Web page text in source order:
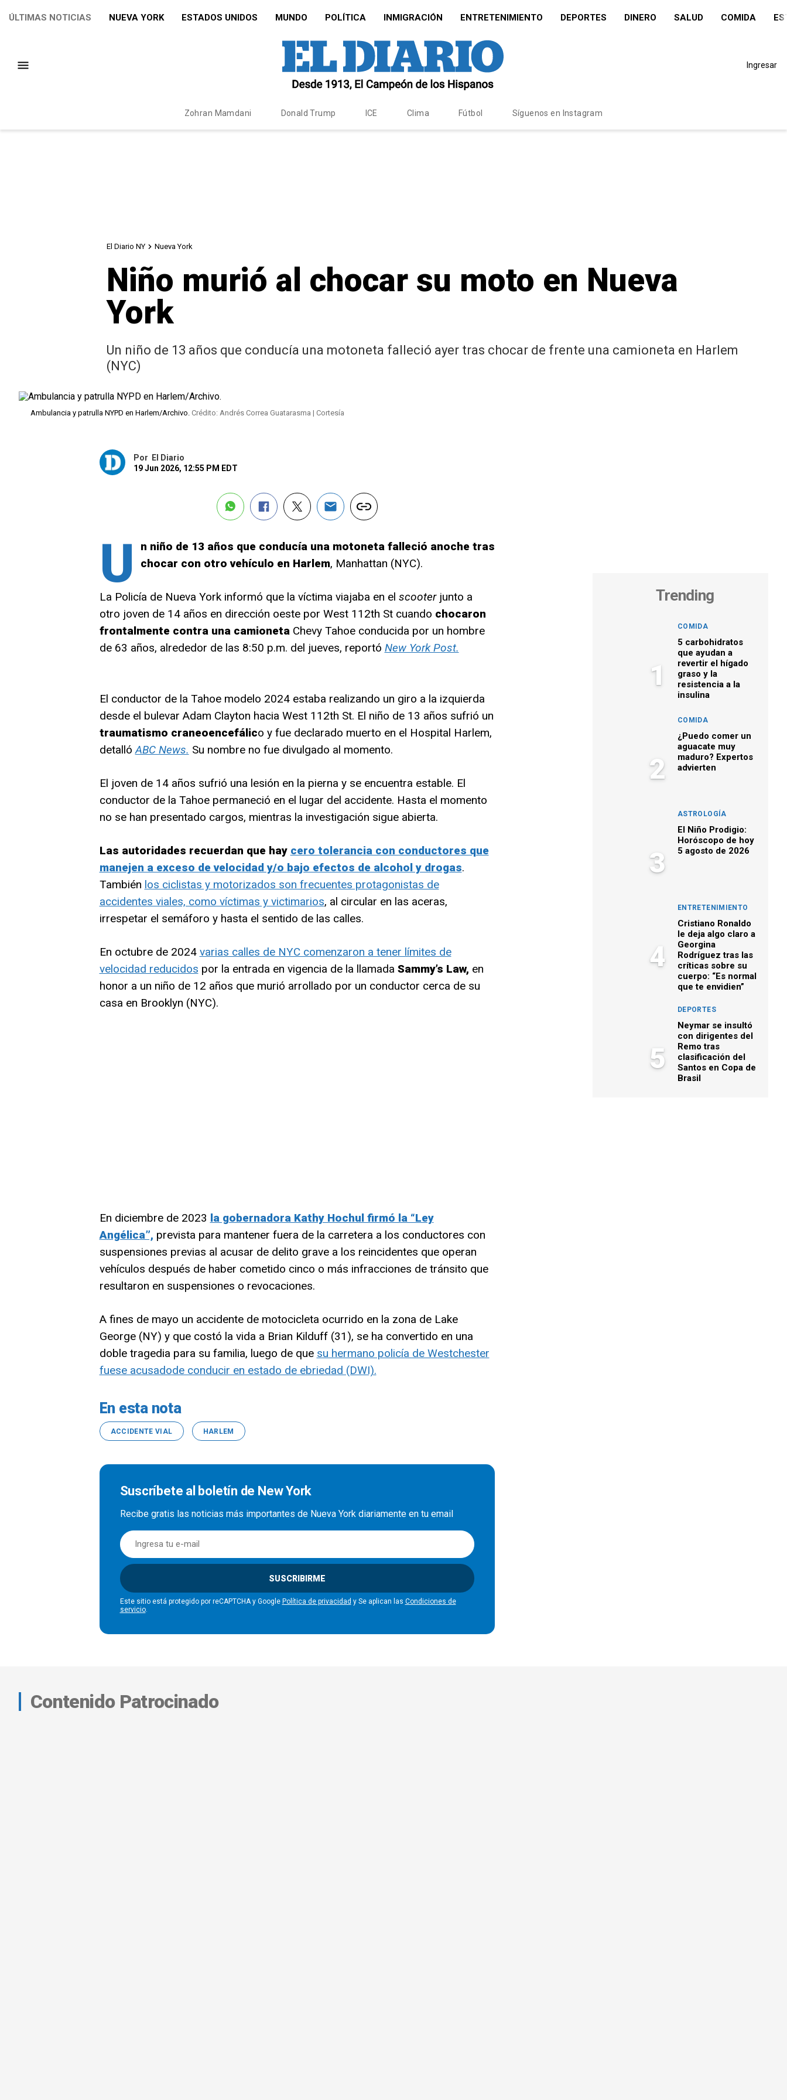
ÚLTIMAS NOTICIAS NUEVA YORK ESTADOS UNIDOS MUNDO POLÍTICA INMIGRACIÓN ENTRETENIMIENTO DEPORTES DINERO SALUD COMIDA
Ingresar
Zohran Mamdani Donald Trump ICE Clima Fútbol Síguenos en Instagram
El Diario NY Nueva York
Niño murió al chocar su moto en Nueva
York
Un niño de 13 años que conducía una motoneta falleció ayer tras chocar de frente una camioneta en Harlem
(NYC)
Ambulancia y patrulla NYPD en Harlem/Archivo. Crédito: Andrés Correa Guatarasma | Cortesía
Por
El Diario
19 Jun 2026, 12:55 PM EDT
U
n niño de 13 años que conducía una motoneta falleció anoche tras
chocar con otro vehículo en Harlem, Manhattan (NYC).
La Policía de Nueva York informó que la víctima viajaba en el scooterjunto a
otro joven de 14 años en dirección oeste por West 112th St cuando chocaron
frontalmente contra una camionetaChevy Tahoe conducida por un hombre
de 63 años, alrededor de las 8:50 p.m. del jueves, reportó New York Post.
El conductor de la Tahoe modelo 2024 estaba realizando un giro a la izquierda
desde el bulevar Adam Clayton hacia West 112th St. El niño de 13 años sufrió un
traumatismo craneoencefálico y fue declarado muerto en el Hospital Harlem,
detallóABC News. Su nombre no fue divulgado al momento.
El joven de 14 años sufrió una lesión en la pierna y se encuentra estable. El
conductor de la Tahoe permaneció en el lugar del accidente. Hasta el momento
no se han presentado cargos, mientras la investigación sigue abierta.
Las autoridades recuerdan que hay cero tolerancia con conductores que
manejen a exceso de velocidad y/o bajo efectos de alcohol y drogas.
También los ciclistas y motorizados son frecuentes protagonistas de
accidentes viales, como víctimas y victimarios, al circular en las aceras,
irrespetar el semáforo y hasta el sentido de las calles.
En octubre de 2024 varias calles de NYC comenzaron a tener límites de
velocidad reducidos por la entrada en vigencia de la llamada Sammy’s Law, en
honor a un niño de 12 años que murió arrollado por un conductor cerca de su
casa en Brooklyn (NYC).
En diciembre de 2023 la gobernadora Kathy Hochul firmó la “Ley
Angélica”, prevista para mantener fuera de la carretera a los conductores con
suspensiones previas al acusar de delito grave a los reincidentes que operan
vehículos después de haber cometido cinco o más infracciones de tránsito que
resultaron en suspensiones o revocaciones.
A fines de mayo un accidente de motocicleta ocurrido en la zona de Lake
George (NY) y que costó la vida a Brian Kilduff (31), se ha convertido en una
doble tragedia para su familia, luego de que su hermano policía de Westchester
fuese acusadode conducir en estado de ebriedad (DWI).
En esta nota
ACCIDENTE VIAL HARLEM
Suscríbete al boletín de New York
Recibe gratis las noticias más importantes de Nueva York diariamente en tu email
SUSCRIBIRME
Este sitio está protegido por reCAPTCHA y Google Política de privacidad y Se aplican las Condiciones de
servicio.
Trending
1
COMIDA
5 carbohidratos
que ayudan a
revertir el hígado
graso y la
resistencia a la
insulina
2
COMIDA
¿Puedo comer un
aguacate muy
maduro? Expertos
advierten
3
ASTROLOGÍA
El Niño Prodigio:
Horóscopo de hoy
5 agosto de 2026
4
ENTRETENIMIENTO
Cristiano Ronaldo
le deja algo claro a
Georgina
Rodríguez tras las
críticas sobre su
cuerpo: “Es normal
que te envidien”
5
DEPORTES
Neymar se insultó
con dirigentes del
Remo tras
clasificación del
Santos en Copa de
Brasil
Contenido Patrocinado